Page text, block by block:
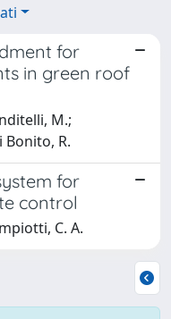
for
in green roof
M.;
Bonito, R.
for
control
C. A.